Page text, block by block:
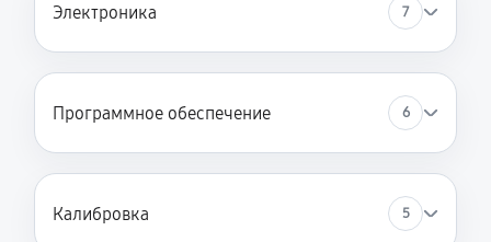
Электроника 7
Программное обеспечение 6
Калибровка 5